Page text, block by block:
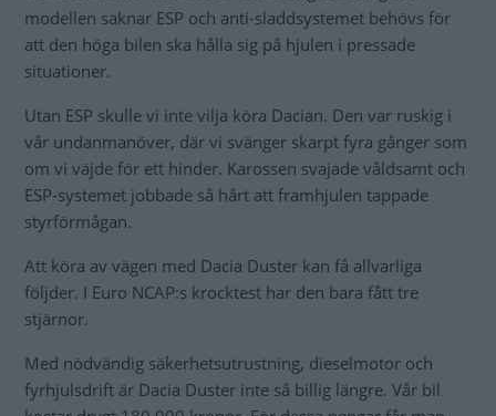
modellen saknar ESP och anti-sladdsystemet behövs för
att den höga bilen ska hålla sig på hjulen i pressade
situationer.
Utan ESP skulle vi inte vilja köra Dacian. Den var ruskig i
vår undanmanöver, där vi svänger skarpt fyra gånger som
om vi väjde för ett hinder. Karossen svajade våldsamt och
ESP-systemet jobbade så hårt att framhjulen tappade
styrförmågan.
Att köra av vägen med Dacia Duster kan få allvarliga
följder. I Euro NCAP:s krocktest har den bara fått tre
stjärnor.
Med nödvändig säkerhetsutrustning, dieselmotor och
fyrhjulsdrift är Dacia Duster inte så billig längre. Vår bil